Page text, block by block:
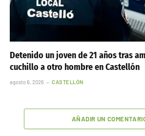
Detenido un joven de 21 años tras
cuchillo a otro hombre en Castellón
agosto 6, 2026 CASTELLÓN
AÑADIR UN